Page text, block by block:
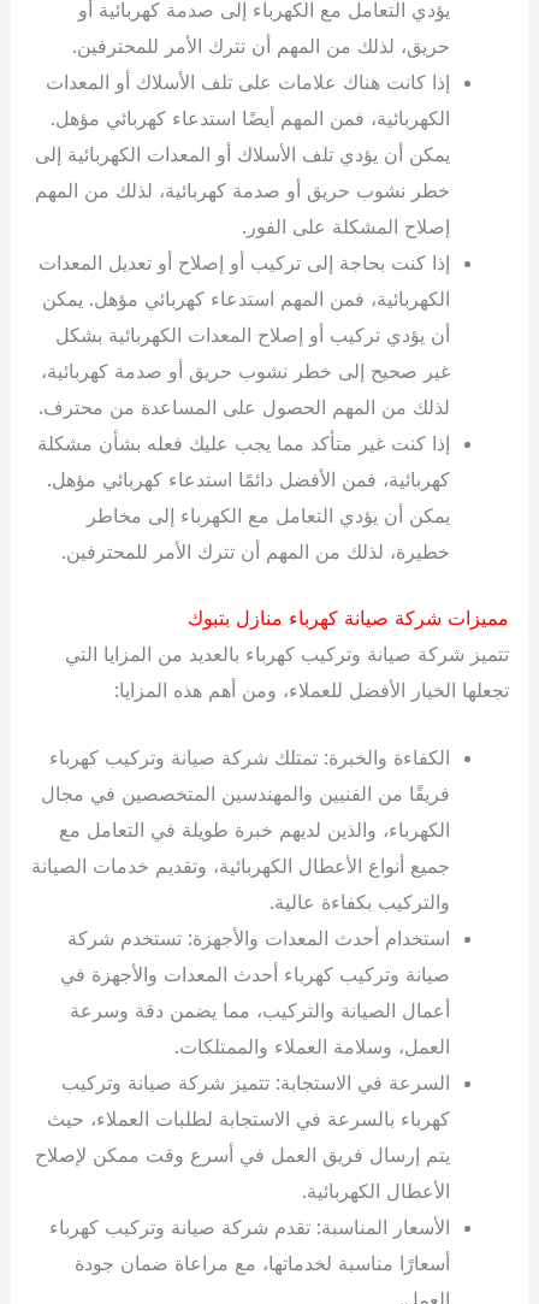
يؤدي التعامل مع الكهرباء إلى صدمة كهربائية أو
حريق، لذلك من المهم أن تترك الأمر للمحترفين.
إذا كانت هناك علامات على تلف الأسلاك أو المعدات
الكهربائية، فمن المهم أيضًا استدعاء كهربائي مؤهل.
يمكن أن يؤدي تلف الأسلاك أو المعدات الكهربائية إلى
خطر نشوب حريق أو صدمة كهربائية، لذلك من المهم
إصلاح المشكلة على الفور.
إذا كنت بحاجة إلى تركيب أو إصلاح أو تعديل المعدات
الكهربائية، فمن المهم استدعاء كهربائي مؤهل. يمكن
أن يؤدي تركيب أو إصلاح المعدات الكهربائية بشكل
غير صحيح إلى خطر نشوب حريق أو صدمة كهربائية،
لذلك من المهم الحصول على المساعدة من محترف.
إذا كنت غير متأكد مما يجب عليك فعله بشأن مشكلة
كهربائية، فمن الأفضل دائمًا استدعاء كهربائي مؤهل.
يمكن أن يؤدي التعامل مع الكهرباء إلى مخاطر
خطيرة، لذلك من المهم أن تترك الأمر للمحترفين.
مميزات شركة صيانة كهرباء منازل بتبوك
تتميز شركة صيانة وتركيب كهرباء بالعديد من المزايا التي
تجعلها الخيار الأفضل للعملاء، ومن أهم هذه المزايا:
الكفاءة والخبرة: تمتلك شركة صيانة وتركيب كهرباء
فريقًا من الفنيين والمهندسين المتخصصين في مجال
الكهرباء، والذين لديهم خبرة طويلة في التعامل مع
جميع أنواع الأعطال الكهربائية، وتقديم خدمات الصيانة
والتركيب بكفاءة عالية.
استخدام أحدث المعدات والأجهزة: تستخدم شركة
صيانة وتركيب كهرباء أحدث المعدات والأجهزة في
أعمال الصيانة والتركيب، مما يضمن دقة وسرعة
العمل، وسلامة العملاء والممتلكات.
السرعة في الاستجابة: تتميز شركة صيانة وتركيب
كهرباء بالسرعة في الاستجابة لطلبات العملاء، حيث
يتم إرسال فريق العمل في أسرع وقت ممكن لإصلاح
الأعطال الكهربائية.
الأسعار المناسبة: تقدم شركة صيانة وتركيب كهرباء
أسعارًا مناسبة لخدماتها، مع مراعاة ضمان جودة
العمل.